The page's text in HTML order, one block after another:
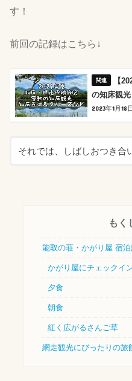
す！
前回の記録はこちら↓
【
の知床観光
2023年1月18日
それでは、しばしおつき合
もく
能取の荘・かがり屋 宿泊
かがり屋にチェックイ
夕食
朝食
紅く広がるさんご草
網走観光にぴったりの旅